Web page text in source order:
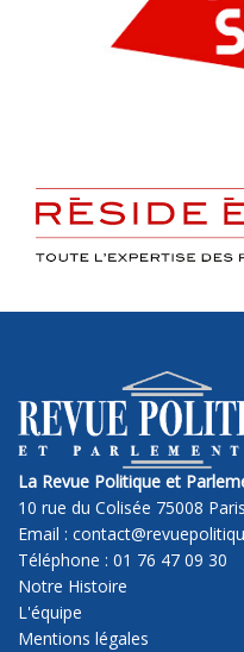
La Revue Politique et
10 rue du Colisée 75008 Paris
Email :
Téléphone : 01 76 47 09 30
Notre Histoire
L'équipe
Mentions légales